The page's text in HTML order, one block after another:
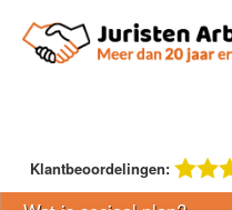
Klantbeoordelingen: